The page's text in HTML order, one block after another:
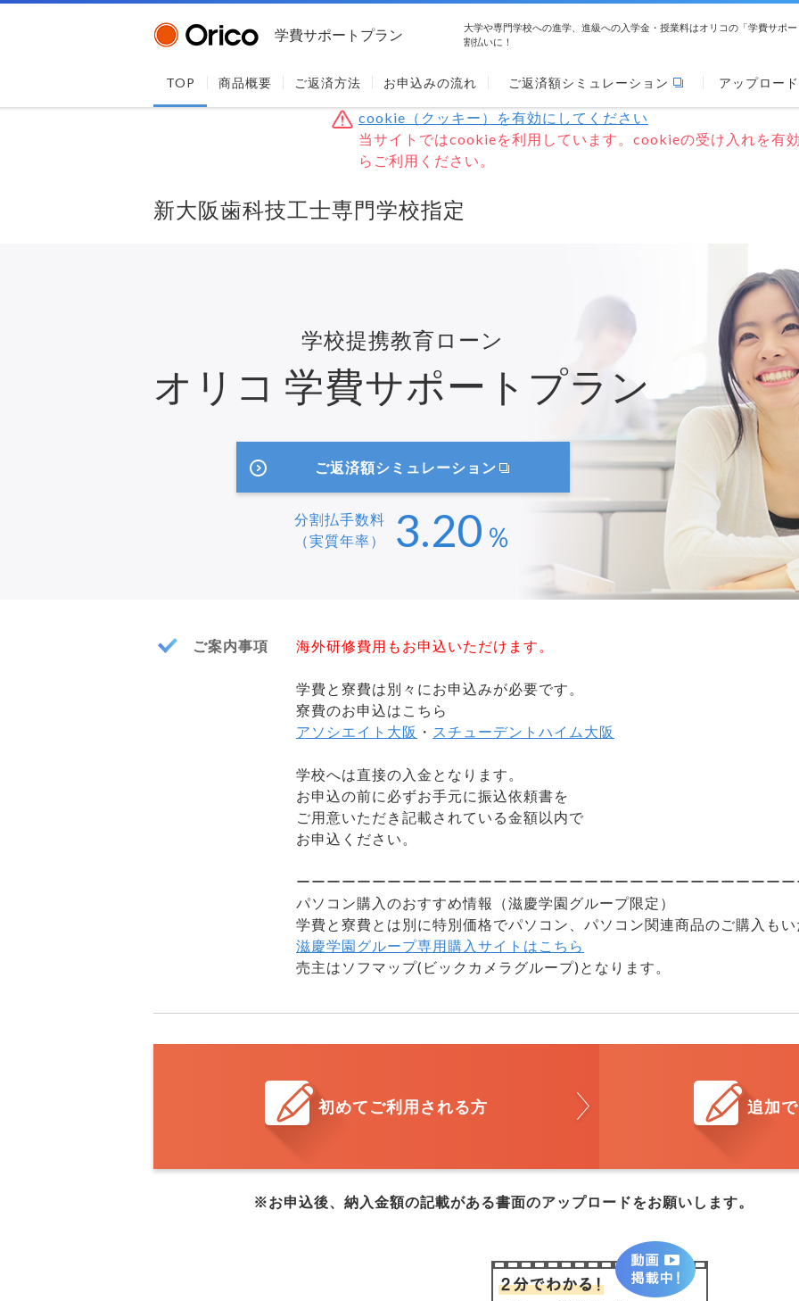
学費サポートプラン
大学や専門学校への進学、進級への入学金・授業料はオリコの「学費サポ
割払いに！
TOP 商品概要 ご返済方法 お申込みの流れ ご返済額シミュレーション アップロード
cookie（クッキー）を有効にしてください
当サイトではcookieを利用しています。cookieの受け入れを有
らご利用ください。
新大阪歯科技工士専門学校指定
学校提携教育ローン
オリコ 学費サポートプラン
ご返済額シミュレーション
分割払手数料
（実質年率）
3.20 ％
ご案内事項 海外研修費用もお申込いただけます。
学費と寮費は別々にお申込みが必要です。
寮費のお申込はこちら
アソシエイト大阪 ・ スチューデントハイム大阪
学校へは直接の入金となります。
お申込の前に必ずお手元に振込依頼書を
ご用意いただき記載されている金額以内で
お申込ください。
ーーーーーーーーーーーーーーーーーーーーーーーーーーーーーーーー
パソコン購入のおすすめ情報（滋慶学園グループ限定）
学費と寮費とは別に特別価格でパソコン、パソコン関連商品のご購入も
滋慶学園グループ専用購入サイトはこちら
売主はソフマップ(ビックカメラグループ)となります。
初めてご利用される方 追加
※お申込後、納入金額の記載がある書面のアップロードをお願いします。